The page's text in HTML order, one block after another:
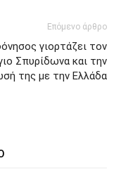
Επόμενο άρθρο
γιορτάζει τον
Σπυρίδωνα και την
της με την Ελλάδα